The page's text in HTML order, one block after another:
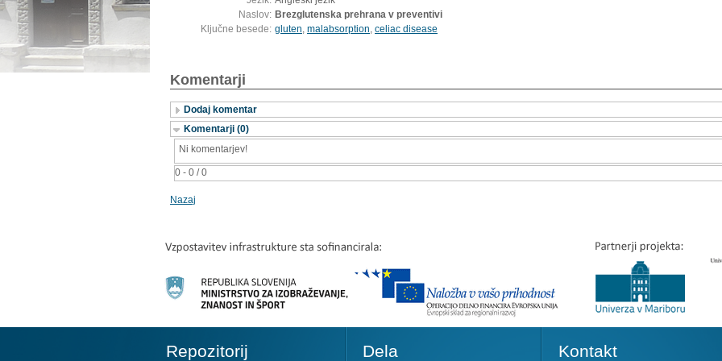
Naslov: Brezglutenska prehrana v preventivi
Ključne besede: gluten, malabsorption, celiac disease
Komentarji
Dodaj komentar
Komentarji (0)
0 - 0 / 0
Ni komentarjev!
Nazaj
Repozitorij Dela Kontakt